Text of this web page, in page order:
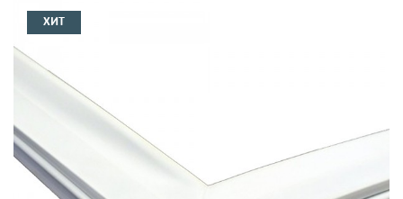
О КОМПАНИИ
КОНТАКТЫ
ХИТ